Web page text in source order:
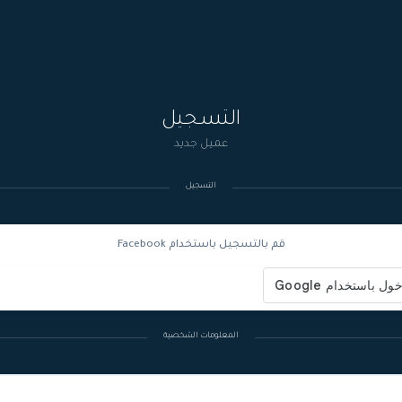
التسجيل
عميل جديد
التسجيل
قم بالتسجيل باستخدام Facebook
المعلومات الشخصية